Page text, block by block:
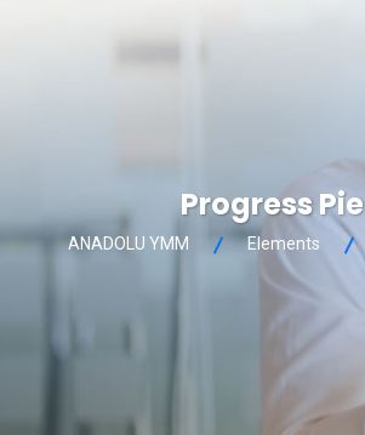
Progress Pie
ANADOLU YMM Elements